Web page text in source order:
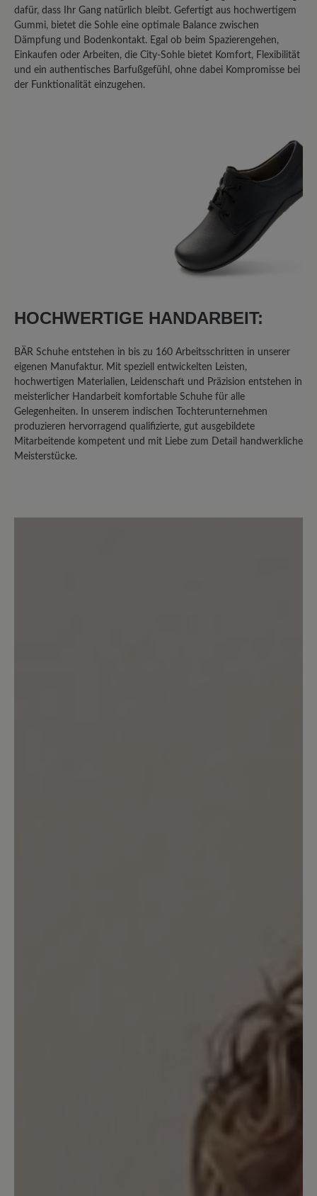
dafür, dass Ihr Gang natürlich bleibt. Gefertigt aus hochwertigem
Gummi, bietet die Sohle eine optimale Balance zwischen
Dämpfung und Bodenkontakt. Egal ob beim Spazierengehen,
Einkaufen oder Arbeiten, die City-Sohle bietet Komfort, Flexibilität
und ein authentisches Barfußgefühl, ohne dabei Kompromisse bei
der Funktionalität einzugehen.
HOCHWERTIGE HANDARBEIT:
BÄR Schuhe entstehen in bis zu 160 Arbeitsschritten in unserer
eigenen Manufaktur. Mit speziell entwickelten Leisten,
hochwertigen Materialien, Leidenschaft und Präzision entstehen in
meisterlicher Handarbeit komfortable Schuhe für alle
Gelegenheiten. In unserem indischen Tochterunternehmen
produzieren hervorragend qualifizierte, gut ausgebildete
Mitarbeitende kompetent und mit Liebe zum Detail handwerkliche
Meisterstücke.